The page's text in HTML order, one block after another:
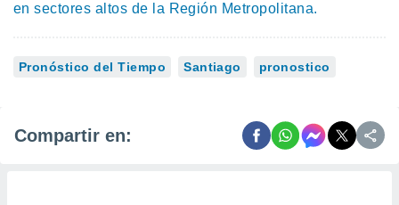
en sectores altos de la Región Metropolitana.
Pronóstico del Tiempo Santiago pronostico
Compartir en: